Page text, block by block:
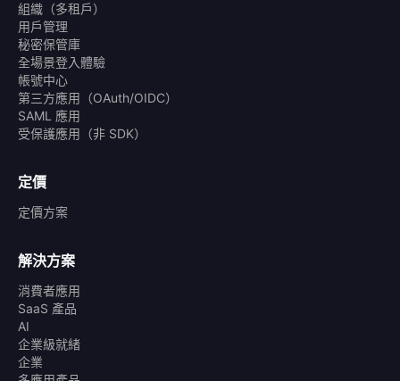
組織（多租戶）
用戶管理
秘密保管庫
全場景登入體驗
帳號中心
第三方應用（OAuth/OIDC）
SAML 應用
受保護應用（非 SDK）
定價
定價方案
解決方案
消費者應用
SaaS 產品
AI
企業級就緒
企業